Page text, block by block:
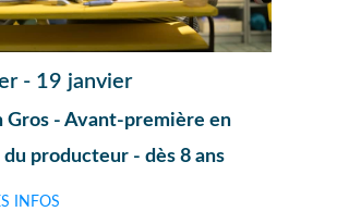
- 19 janvier
Gros - Avant-première en
du producteur - dès 8 ans
INFOS